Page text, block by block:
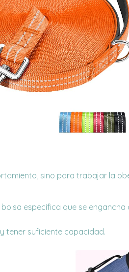
sino para trabajar la
bolsa específica que se
tener suficiente capacidad.